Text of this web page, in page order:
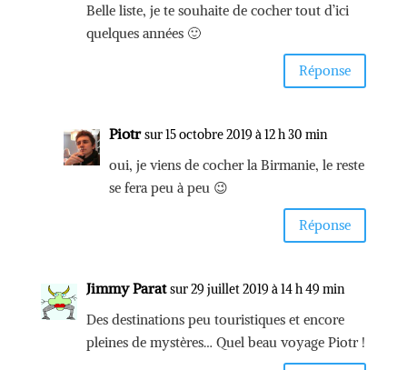
Belle liste, je te souhaite de cocher tout d’ici
quelques années 🙂
Réponse
Piotr sur 15 octobre 2019 à 12 h 30 min
oui, je viens de cocher la Birmanie, le reste
se fera peu à peu 😉
Réponse
Jimmy Parat sur 29 juillet 2019 à 14 h 49 min
Des destinations peu touristiques et encore
pleines de mystères… Quel beau voyage Piotr !